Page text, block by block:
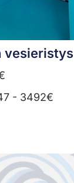
vesieristys
- 3492€